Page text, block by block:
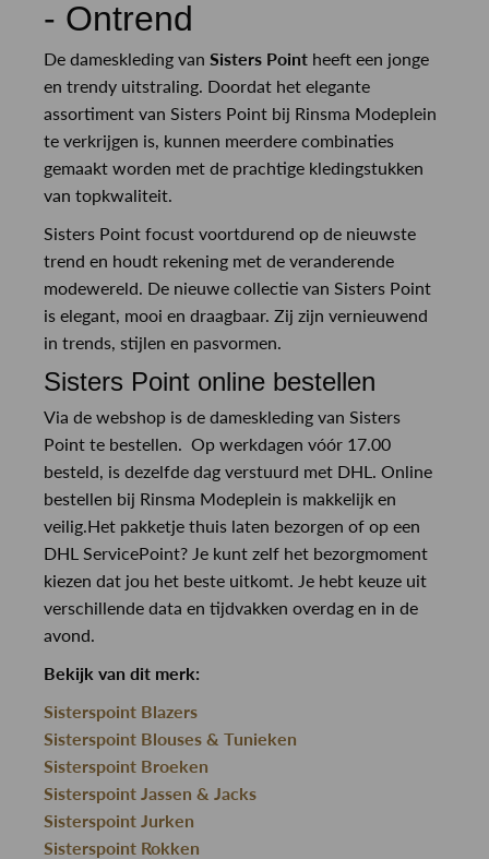
- Ontrend
De dameskleding van Sisters Point heeft een jonge
en trendy uitstraling. Doordat het elegante
assortiment van Sisters Point bij Rinsma Modeplein
te verkrijgen is, kunnen meerdere combinaties
gemaakt worden met de prachtige kledingstukken
van topkwaliteit.
Sisters Point focust voortdurend op de nieuwste
trend en houdt rekening met de veranderende
modewereld. De nieuwe collectie van Sisters Point
is elegant, mooi en draagbaar. Zij zijn vernieuwend
in trends, stijlen en pasvormen.
Sisters Point online bestellen
Via de webshop is de dameskleding van Sisters
Point te bestellen. Op werkdagen vóór 17.00
besteld, is dezelfde dag verstuurd met DHL. Online
bestellen bij Rinsma Modeplein is makkelijk en
veilig.Het pakketje thuis laten bezorgen of op een
DHL ServicePoint? Je kunt zelf het bezorgmoment
kiezen dat jou het beste uitkomt. Je hebt keuze uit
verschillende data en tijdvakken overdag en in de
avond.
Bekijk van dit merk:
Sisterspoint Blazers
Sisterspoint Blouses & Tunieken
Sisterspoint Broeken
Sisterspoint Jassen & Jacks
Sisterspoint Jurken
Sisterspoint Rokken